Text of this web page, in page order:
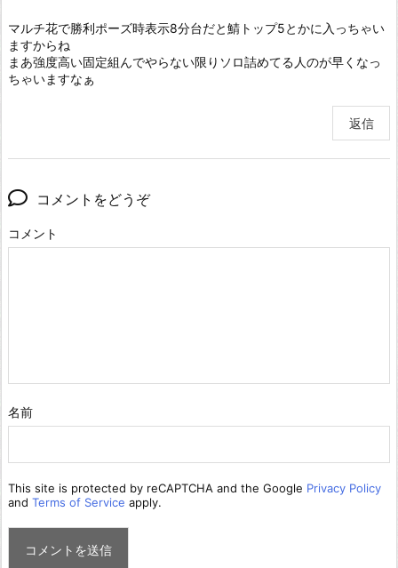
マルチ花で勝利ポーズ時表示8分台だと鯖トップ5とかに入っちゃい
ますからね
まあ強度高い固定組んでやらない限りソロ詰めてる人のが早くなっ
ちゃいますなぁ
返信
コメントをどうぞ
コメント
名前
This site is protected by reCAPTCHA and the Google Privacy Policy
and Terms of Service apply.